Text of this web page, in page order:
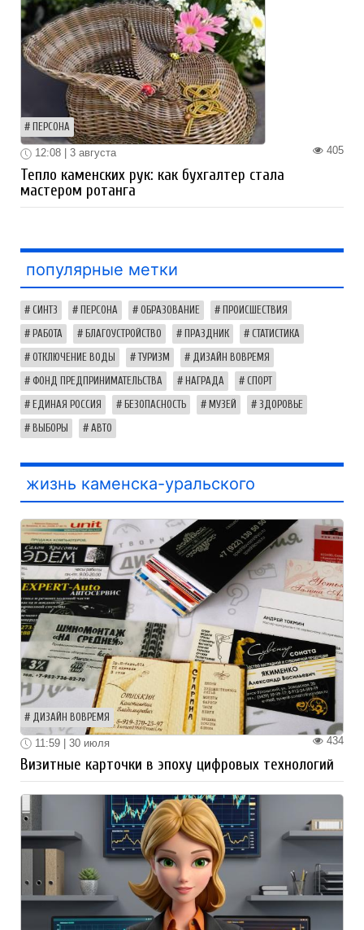
ПЕРСОНА
405
12:08 | 3 августа
Тепло каменских рук: как бухгалтер стала
мастером ротанга
популярные метки
СИНТЗ ПЕРСОНА ОБРАЗОВАНИЕ ПРОИСШЕСТВИЯ
РАБОТА БЛАГОУСТРОЙСТВО ПРАЗДНИК СТАТИСТИКА
ОТКЛЮЧЕНИЕ ВОДЫ ТУРИЗМ ДИЗАЙН ВОВРЕМЯ
ФОНД ПРЕДПРИНИМАТЕЛЬСТВА НАГРАДА СПОРТ
ЕДИНАЯ РОССИЯ БЕЗОПАСНОСТЬ МУЗЕЙ ЗДОРОВЬЕ
ВЫБОРЫ АВТО
жизнь каменска-уральского
ДИЗАЙН ВОВРЕМЯ
434
11:59 | 30 июля
Визитные карточки в эпоху цифровых технологий